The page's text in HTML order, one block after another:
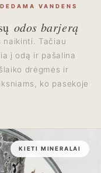
VANDENS
odos barjerą
naikinti. Tačiau
į odą ir pašalina
drėgmės ir
ko pasekoje
KIETI MINERALAI